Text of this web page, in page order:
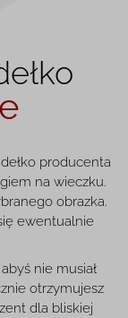
producenta
na wieczku.
obrazka.
ewentualnie
nie musiał
otrzymujesz
dla bliskiej